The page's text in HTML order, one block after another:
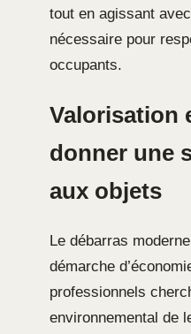
tout en agissant
nécessaire pour
occupants.
Valorisation
donner une
aux objets
Le débarras
démarche
professionnels
environnemental de